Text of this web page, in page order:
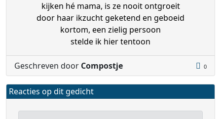
kijken hé mama, is ze nooit ontgroeit
door haar ikzucht geketend en geboeid
kortom, een zielig persoon
stelde ik hier tentoon
Geschreven door Compostje 0
Reacties op dit gedicht